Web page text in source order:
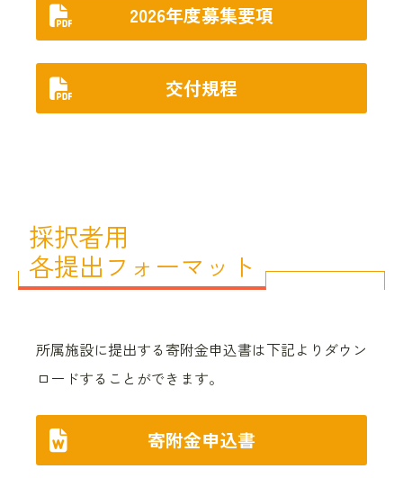
2026年度募集要項
交付規程
採択者用
各提出フォーマット
所属施設に提出する寄附金申込書は下記よりダウン
ロードすることができます。
寄附金申込書